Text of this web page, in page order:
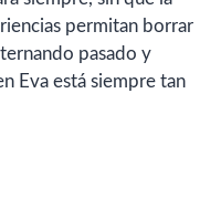
permitan borrar
pasado y
Eva está siempre tan